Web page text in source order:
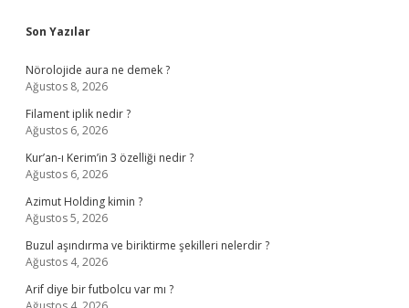
Sidebar
Son Yazılar
Nörolojide aura ne demek ?
Ağustos 8, 2026
Filament iplik nedir ?
Ağustos 6, 2026
Kur’an-ı Kerim’in 3 özelliği nedir ?
Ağustos 6, 2026
Azimut Holding kimin ?
Ağustos 5, 2026
Buzul aşındırma ve biriktirme şekilleri nelerdir ?
Ağustos 4, 2026
Arif diye bir futbolcu var mı ?